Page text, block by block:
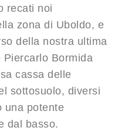
recati noi
zona di Uboldo, e
della nostra ultima
Bormida
cassa delle
sottosuolo, diversi
una potente
dal basso.